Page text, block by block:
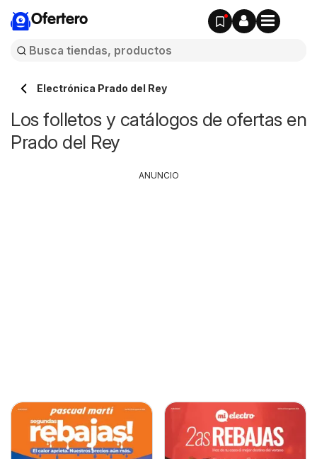
Ofertero
Electrónica Prado del Rey
Los folletos y catálogos de ofertas en
Prado del Rey
ANUNCIO